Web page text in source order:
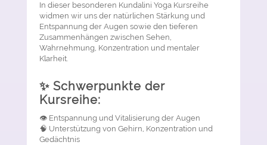
In dieser besonderen Kundalini Yoga Kursreihe
widmen wir uns der natürlichen Stärkung und
Entspannung der Augen sowie den tieferen
Zusammenhängen zwischen Sehen,
Wahrnehmung, Konzentration und mentaler
Klarheit.
✨ Schwerpunkte der
Kursreihe:
👁️ Entspannung und Vitalisierung der Augen
🧠 Unterstützung von Gehirn, Konzentration und
Gedächtnis